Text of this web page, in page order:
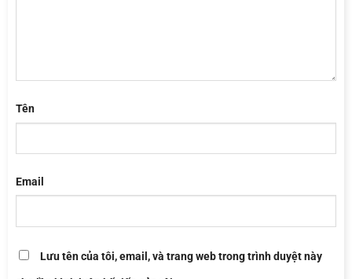
Tên
Email
Lưu tên của tôi, email, và trang web trong trình duyệt này